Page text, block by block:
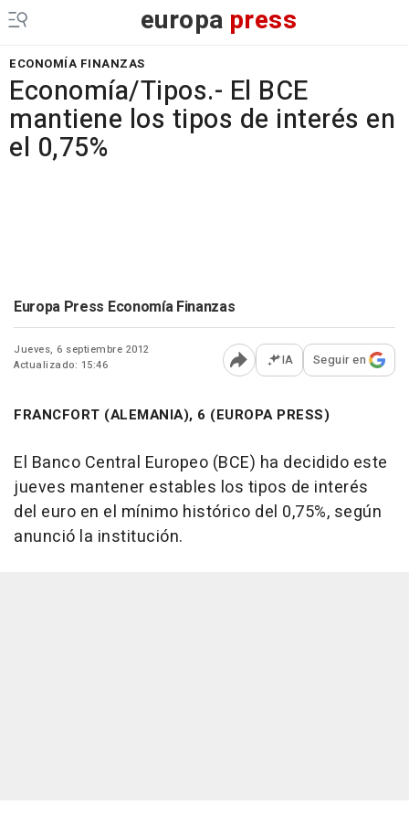
europa press
ECONOMÍA FINANZAS
Economía/Tipos.- El BCE
mantiene los tipos de interés en
el 0,75%
Europa Press Economía Finanzas
Jueves, 6 septiembre 2012
Actualizado: 15:46
Abrir opciones para
IA Seguir en
FRANCFORT (ALEMANIA), 6 (EUROPA PRESS)
El Banco Central Europeo (BCE) ha decidido este
jueves mantener estables los tipos de interés
del euro en el mínimo histórico del 0,75%, según
anunció la institución.